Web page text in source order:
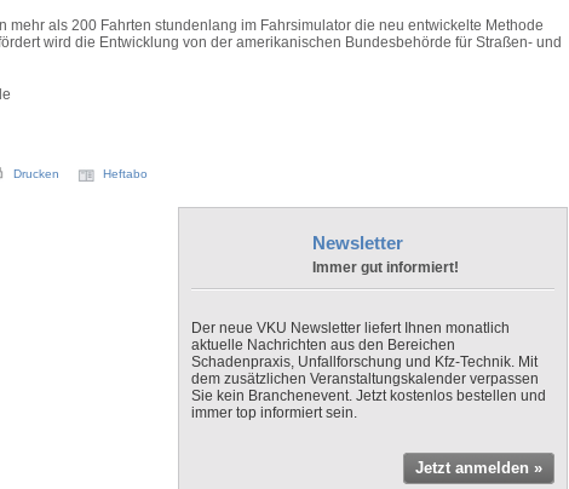
mehr als 200 Fahrten stundenlang im Fahrsimulator die neu entwickelte Methode
wird die Entwicklung von der amerikanischen Bundesbehörde für Straßen- und
Drucken Heftabo
Newsletter
Immer gut informiert!
Der neue VKU Newsletter liefert Ihnen monatlich
aktuelle Nachrichten aus den Bereichen
Schadenpraxis, Unfallforschung und Kfz-Technik. Mit
dem zusätzlichen Veranstaltungskalender verpassen
Sie kein Branchenevent. Jetzt kostenlos bestellen und
immer top informiert sein.
Jetzt anmelden »